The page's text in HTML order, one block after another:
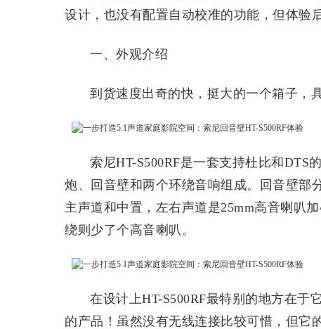
设计，也没有配置自动校准的功能，但体验
一、外观介绍
到货速度出奇的快，挺大的一个箱子，
索尼HT-S500RF是一套支持杜比和DTS
炮、回音壁和两个环绕音响组成。回音壁部
主声道和中置，左右声道是25mm高音喇叭
绕则少了个高音喇叭。
在设计上HT-S500RF最特别的地方在于
的产品！虽然没有无线连接比较可惜，但它